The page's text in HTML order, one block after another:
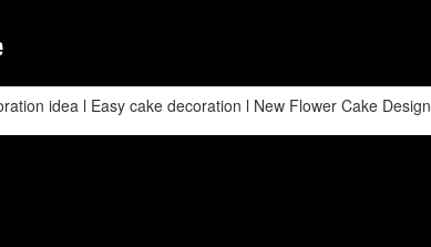
idea l Easy cake decoration l New Flower Cake Design